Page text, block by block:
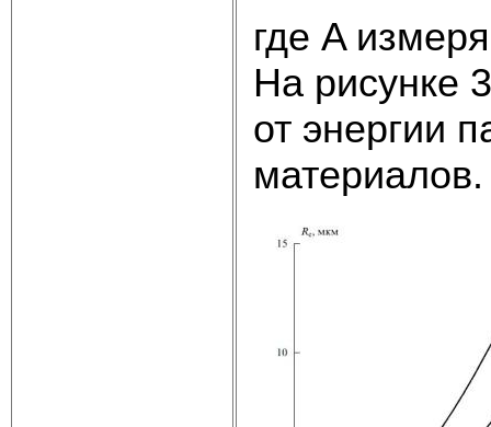
где A
На рисунке
от энергии
материалов.